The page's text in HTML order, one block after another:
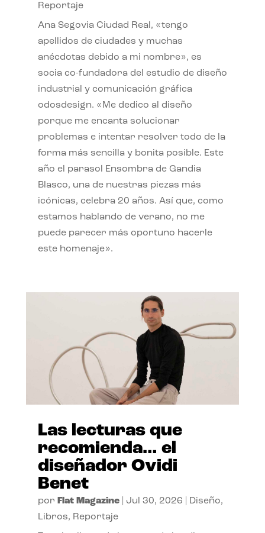
Reportaje
Ana Segovia Ciudad Real, «tengo
apellidos de ciudades y muchas
anécdotas debido a mi nombre», es
socia co-fundadora del estudio de diseño
industrial y comunicación gráfica
odosdesign. «Me dedico al diseño
porque me encanta solucionar
problemas e intentar resolver todo de la
forma más sencilla y bonita posible. Este
año el parasol Ensombra de Gandia
Blasco, una de nuestras piezas más
icónicas, celebra 20 años. Así que, como
estamos hablando de verano, no me
puede parecer más oportuno hacerle
este homenaje».
Las lecturas que
recomienda… el
diseñador Ovidi
Benet
por Flat Magazine| Jul 30, 2026 Diseño,
Libros, Reportaje